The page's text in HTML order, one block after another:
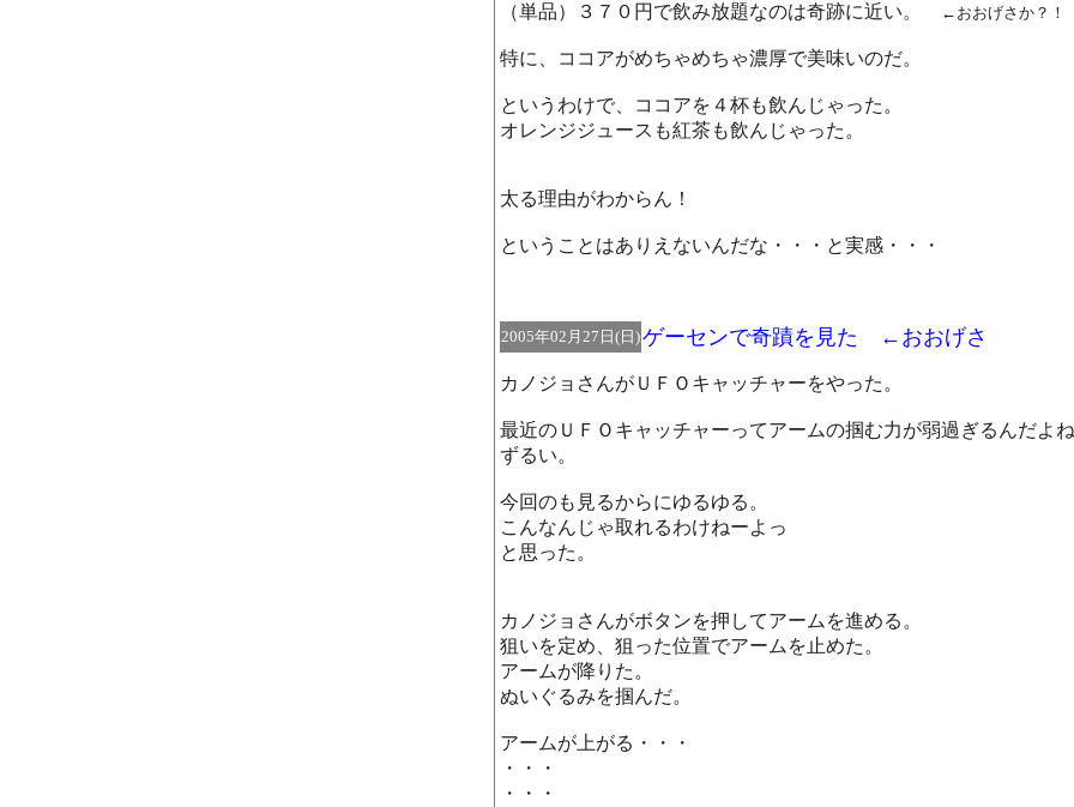
（単品）３７０円で飲み放題なのは奇跡に近い。
←おおげさか？！
特に、ココアがめちゃめちゃ濃厚で美味いのだ。
というわけで、ココアを４杯も飲んじゃった。
オレンジジュースも紅茶も飲んじゃった。
太る理由がわからん！
ということはありえないんだな・・・と実感・・・
2005年02月27日(日)ゲーセンで奇蹟を見た ←おおげさ
カノジョさんがＵＦＯキャッチャーをやった。
最近のＵＦＯキャッチャーってアームの掴む力が弱過ぎるんだよ
ずるい。
今回のも見るからにゆるゆる。
こんなんじゃ取れるわけねーよっ
と思った。
カノジョさんがボタンを押してアームを進める。
狙いを定め、狙った位置でアームを止めた。
アームが降りた。
ぬいぐるみを掴んだ。
アームが上がる・・・
・・・
・・・